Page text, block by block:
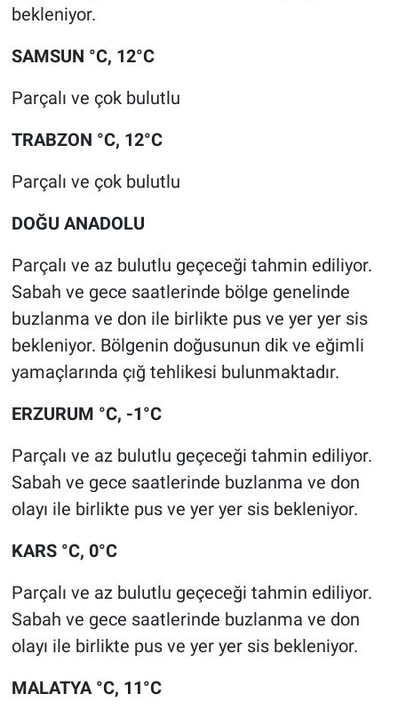
bekleniyor.
SAMSUN °C, 12°C
Parçalı ve çok bulutlu
TRABZON °C, 12°C
Parçalı ve çok bulutlu
DOĞU ANADOLU
Parçalı ve az bulutlu geçeceği tahmin ediliyor.
Sabah ve gece saatlerinde bölge genelinde
buzlanma ve don ile birlikte pus ve yer yer sis
bekleniyor. Bölgenin doğusunun dik ve eğimli
yamaçlarında çığ tehlikesi bulunmaktadır.
ERZURUM °C, -1°C
Parçalı ve az bulutlu geçeceği tahmin ediliyor.
Sabah ve gece saatlerinde buzlanma ve don
olayı ile birlikte pus ve yer yer sis bekleniyor.
KARS °C, 0°C
Parçalı ve az bulutlu geçeceği tahmin ediliyor.
Sabah ve gece saatlerinde buzlanma ve don
olayı ile birlikte pus ve yer yer sis bekleniyor.
MALATYA °C, 11°C